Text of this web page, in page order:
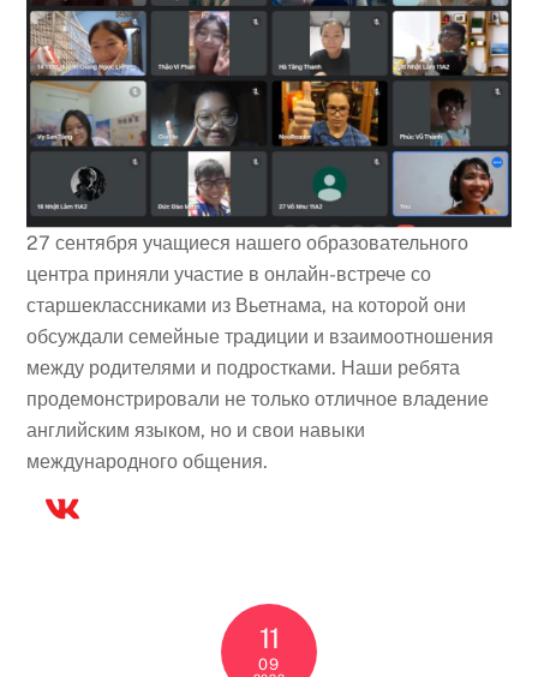
27 сентября учащиеся нашего образовательного
центра приняли участие в онлайн-встрече со
старшеклассниками из Вьетнама, на которой они
обсуждали семейные традиции и взаимоотношения
между родителями и подростками. Наши ребята
продемонстрировали не только отличное владение
английским языком, но и свои навыки
международного общения.
11
09